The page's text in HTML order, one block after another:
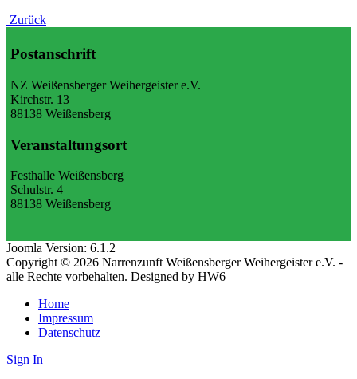
Zurück
Postanschrift
NZ Weißensberger Weihergeister e.V.
Kirchstr. 13
88138 Weißensberg
Veranstaltungsort
Festhalle Weißensberg
Schulstr. 4
88138 Weißensberg
Joomla Version: 6.1.2
Copyright © 2026 Narrenzunft Weißensberger Weihergeister e.V. -
alle Rechte vorbehalten. Designed by HW6
Home
Impressum
Datenschutz
Sign In